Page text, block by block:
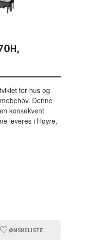
for hus og
Denne
konsekvent
leveres i Høyre,
ØNSKELISTE